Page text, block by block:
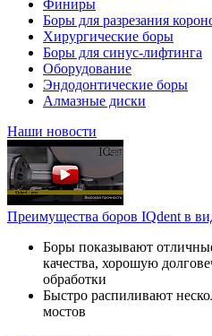
Финиры
Боры для разрезания
Хирургические боры
Боры для синус-лифтинга
Оборудование
Эндодонтические боры
Алмазные диски
Наши новости
Преимущества боров IQdent в
Боры показывают
качества, хорошую
обработки
Быстро распиливают
мостов